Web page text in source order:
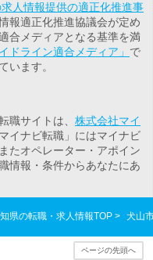
人情報提供の適正化推進事
報適正化推進協議会が定め
合メディアとなる基準を満
ドライン適合メディア」 で
います。
職サイトは、 株式会社マイ
イナビ転職」にはマイナビ
たオペレーター・アポイン
情報・条件からあなたにあ
県の転職・求人情報TOP 犬山
ページの先頭へ